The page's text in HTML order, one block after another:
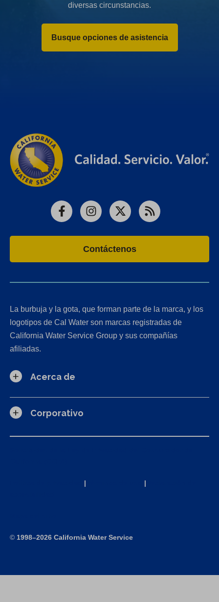
diversas circunstancias.
Busque opciones de asistencia
FacebookInstagram
X RSS
Contáctenos
La burbuja y la gota, que forman parte de la marca, y los
logotipos de Cal Water son marcas registradas de
California Water Service Group y sus compañías
afiliadas.
Acerca de
Corporativo
| |
© 1998–2026 California Water Service